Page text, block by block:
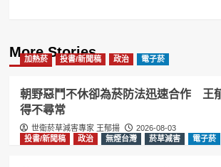
More Stories
加熱菸 投書/新聞稿 政治 電子菸
朝野惡鬥不休卻為菸防法迅速合作 王
得不尋常
世衛菸草減害專家 王郁揚
2026-08-03
投書/新聞稿
政治 無煙台灣 菸草減害 電子菸